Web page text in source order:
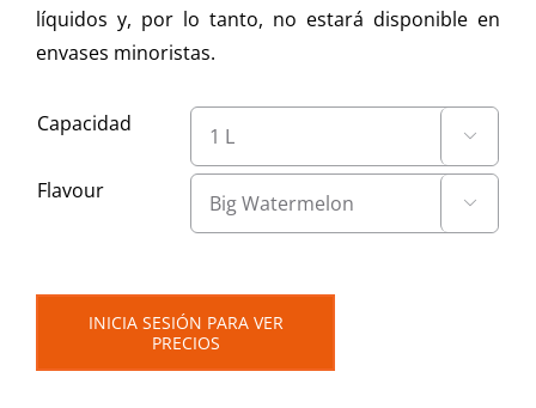
líquidos y, por lo tanto, no estará disponible en
envases minoristas.
Capacidad 
Flavour 
INICIA SESIÓN PARA VER
PRECIOS